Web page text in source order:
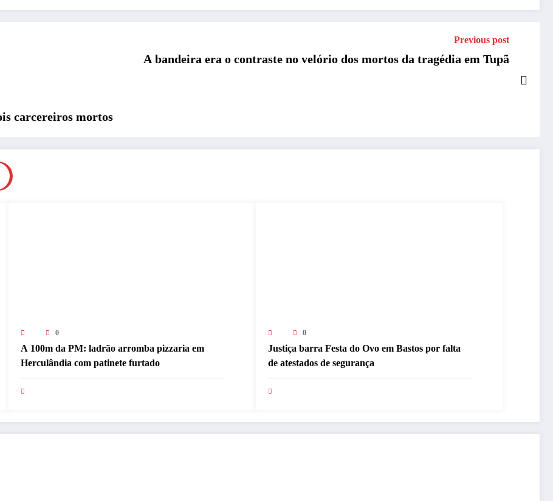
Previous post
A bandeira era o contraste no velório dos mortos da tragédia em Tupã
carcereiros mortos
0
A 100m da PM: ladrão arromba pizzaria em
Herculândia com patinete furtado
0
Justiça barra Festa do Ovo em Bastos por falta
de atestados de segurança